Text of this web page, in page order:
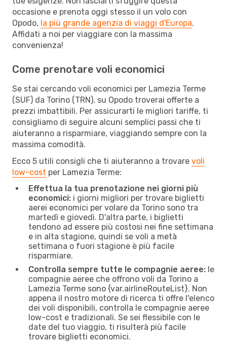
occasione e prenota oggi stesso il un volo con
Opodo, la più grande agenzia di viaggi d'Europa.
Affidati a noi per viaggiare con la massima
convenienza!
Come prenotare voli economici
Se stai cercando voli economici per Lamezia Terme
(SUF) da Torino (TRN), su Opodo troverai offerte a
prezzi imbattibili. Per assicurarti le migliori tariffe, ti
consigliamo di seguire alcuni semplici passi che ti
aiuteranno a risparmiare, viaggiando sempre con la
massima comodità.
Ecco 5 utili consigli che ti aiuteranno a trovare voli
low-cost per Lamezia Terme:
Effettua la tua prenotazione nei giorni più
economici: i giorni migliori per trovare biglietti
aerei economici per volare da Torino sono tra
martedì e giovedì. D'altra parte, i biglietti
tendono ad essere più costosi nei fine settimana
e in alta stagione, quindi se voli a metà
settimana o fuori stagione è più facile
risparmiare.
Controlla sempre tutte le compagnie aeree: le
compagnie aeree che offrono voli da Torino a
Lamezia Terme sono {​var.airlineRouteList}. Non
appena il nostro motore di ricerca ti offre l'elenco
dei voli disponibili, controlla le compagnie aeree
low-cost e tradizionali. Se sei flessibile con le
date del tuo viaggio, ti risulterà più facile
trovare biglietti economici.